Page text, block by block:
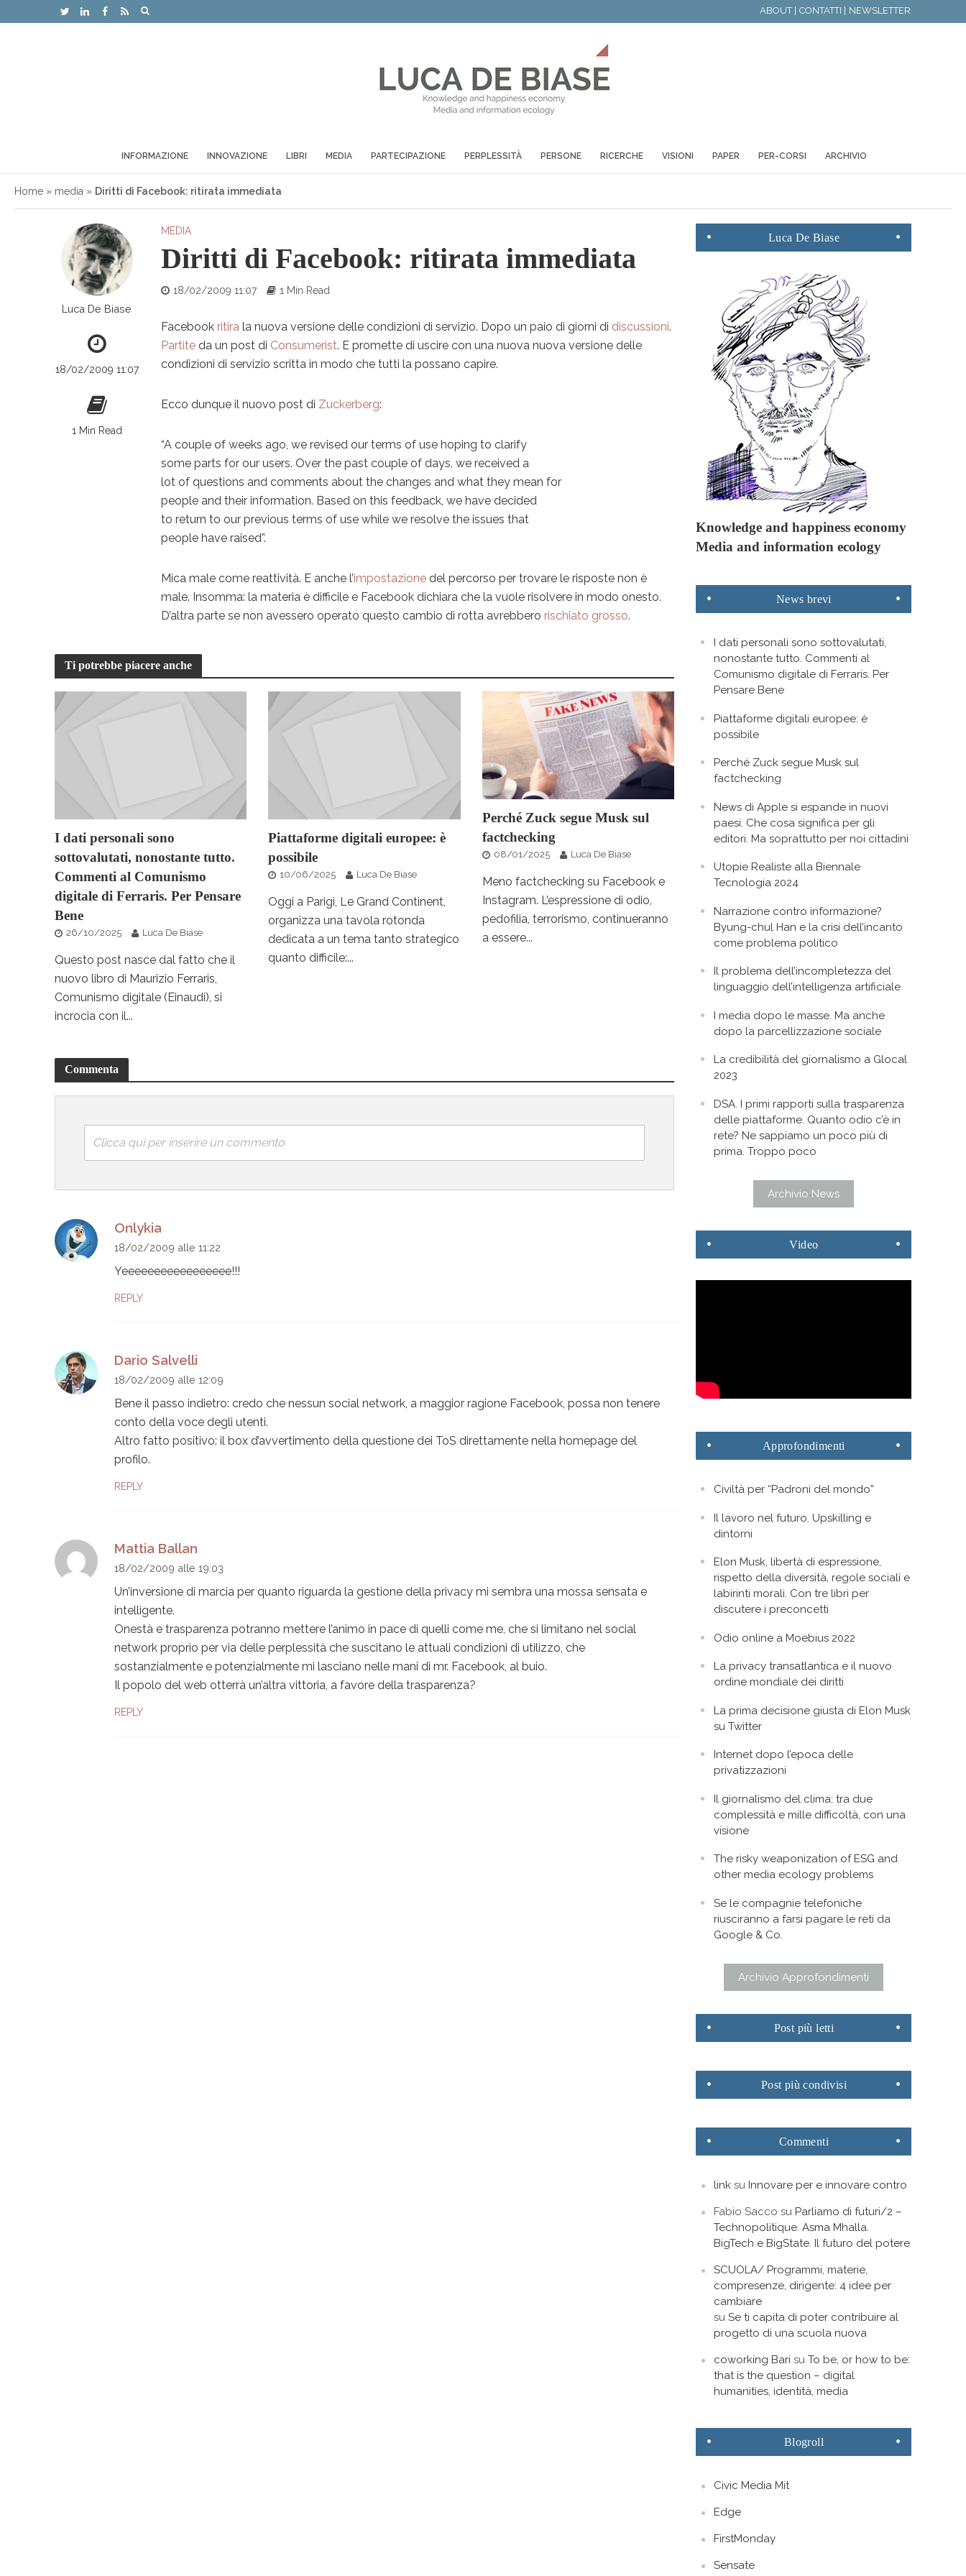
ABOUT | CONTATTI | NEWSLETTER
INFORMAZIONE INNOVAZIONE LIBRI MEDIA PARTECIPAZIONE PERPLESSITÀ PERSONE RICERCHE VISIONI PAPER PER-CORSI ARCHIVIO
Home » media » Diritti di Facebook: ritirata immediata
Luca De Biase
18/02/2009 11:07
1 Min Read
MEDIA
Diritti di Facebook: ritirata immediata
18/02/2009 11:07 1 Min Read
Facebook ritira la nuova versione delle condizioni di servizio. Dopo un paio di giorni di discussioni.
Partite da un post di Consumerist. E promette di uscire con una nuova nuova versione delle
condizioni di servizio scritta in modo che tutti la possano capire.
Ecco dunque il nuovo post di Zuckerberg:
“A couple of weeks ago, we revised our terms of use hoping to clarify
some parts for our users. Over the past couple of days, we received a
lot of questions and comments about the changes and what they mean for
people and their information. Based on this feedback, we have decided
to return to our previous terms of use while we resolve the issues that
people have raised”.
Mica male come reattività. E anche l’impostazione del percorso per trovare le risposte non è
male. Insomma: la materia è difficile e Facebook dichiara che la vuole risolvere in modo onesto.
D’altra parte se non avessero operato questo cambio di rotta avrebbero rischiato grosso.
Ti potrebbe piacere anche
I dati personali sono
sottovalutati, nonostante tutto.
Commenti al Comunismo
digitale di Ferraris. Per Pensare
Bene
26/10/2025 Luca De Biase
Questo post nasce dal fatto che il
nuovo libro di Maurizio Ferraris,
Comunismo digitale (Einaudi), si
incrocia con il...
Piattaforme digitali europee: è
possibile
10/06/2025 Luca De Biase
Oggi a Parigi, Le Grand Continent,
organizza una tavola rotonda
dedicata a un tema tanto strategico
quanto difficile:...
Perché Zuck segue Musk sul
factchecking
08/01/2025 Luca De Biase
Meno factchecking su Facebook e
Instagram. L’espressione di odio,
pedofilia, terrorismo, continueranno
a essere...
Commenta
Clicca qui per inserire un commento
Onlykia
18/02/2009 alle 11:22
Yeeeeeeeeeeeeeeeee!!!
REPLY
Dario Salvelli
18/02/2009 alle 12:09
Bene il passo indietro: credo che nessun social network, a maggior ragione Facebook, possa non tenere
conto della voce degli utenti.
Altro fatto positivo: il box d’avvertimento della questione dei ToS direttamente nella homepage del
profilo.
REPLY
Mattia Ballan
18/02/2009 alle 19:03
Un’inversione di marcia per quanto riguarda la gestione della privacy mi sembra una mossa sensata e
intelligente.
Onestà e trasparenza potranno mettere l’animo in pace di quelli come me, che si limitano nel social
network proprio per via delle perplessità che suscitano le attuali condizioni di utilizzo, che
sostanzialmente e potenzialmente mi lasciano nelle mani di mr. Facebook, al buio.
Il popolo del web otterrà un’altra vittoria, a favore della trasparenza?
REPLY
Luca De Biase
Knowledge and happiness economy
Media and information ecology
News brevi
I dati personali sono sottovalutati,
nonostante tutto. Commenti al
Comunismo digitale di Ferraris. Per
Pensare Bene
Piattaforme digitali europee: è
possibile
Perché Zuck segue Musk sul
factchecking
News di Apple si espande in nuovi
paesi. Che cosa significa per gli
editori. Ma soprattutto per noi cittadini
Utopie Realiste alla Biennale
Tecnologia 2024
Narrazione contro informazione?
Byung-chul Han e la crisi dell’incanto
come problema politico
Il problema dell’incompletezza del
linguaggio dell’intelligenza artificiale
I media dopo le masse. Ma anche
dopo la parcellizzazione sociale
La credibilità del giornalismo a Glocal
2023
DSA. I primi rapporti sulla trasparenza
delle piattaforme. Quanto odio c’è in
rete? Ne sappiamo un poco più di
prima. Troppo poco
Archivio News
Video
Approfondimenti
Civiltà per “Padroni del mondo”
Il lavoro nel futuro. Upskilling e
dintorni
Elon Musk, libertà di espressione,
rispetto della diversità, regole sociali e
labirinti morali. Con tre libri per
discutere i preconcetti
Odio online a Moebius 2022
La privacy transatlantica e il nuovo
ordine mondiale dei diritti
La prima decisione giusta di Elon Musk
su Twitter
Internet dopo l’epoca delle
privatizzazioni
Il giornalismo del clima: tra due
complessità e mille difficoltà, con una
visione
The risky weaponization of ESG and
other media ecology problems
Se le compagnie telefoniche
riusciranno a farsi pagare le reti da
Google & Co.
Archivio Approfondimenti
Post più letti
Post più condivisi
Commenti
link su Innovare per e innovare contro
Fabio Sacco su Parliamo di futuri/2 –
Technopolitique. Asma Mhalla.
BigTech e BigState. Il futuro del potere
SCUOLA/ Programmi, materie,
compresenze, dirigente: 4 idee per
cambiare
suSe ti capita di poter contribuire al
progetto di una scuola nuova
coworking Bari suTo be, or how to be:
that is the question – digital
humanities, identità, media
Blogroll
Civic Media Mit
Edge
FirstMonday
Sensate